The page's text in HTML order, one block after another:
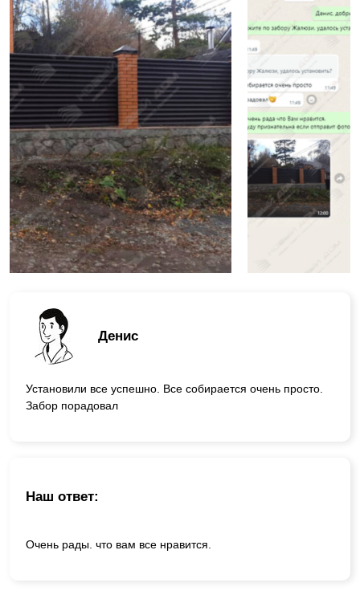
Денис
Установили все успешно. Все собирается очень просто.
Забор порадовал
Наш ответ:
Очень рады. что вам все нравится.